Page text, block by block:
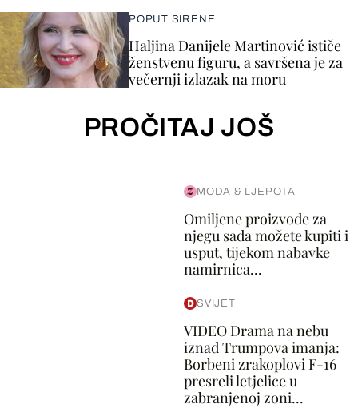
POPUT SIRENE
Haljina Danijele Martinović ističe
ženstvenu figuru, a savršena je za
večernji izlazak na moru
PROČITAJ JOŠ
MODA & LJEPOTA
Omiljene proizvode za
njegu sada možete kupiti i
usput, tijekom nabavke
namirnica...
SVIJET
VIDEO Drama na nebu
iznad Trumpova imanja:
Borbeni zrakoplovi F-16
presreli letjelice u
zabranjenoj zoni...